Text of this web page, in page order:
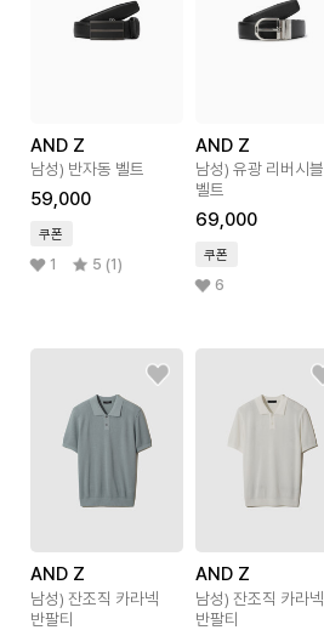
AND Z
남성) 반자동 벨트
59,000
쿠폰
1 5 (1)
AND Z
남성) 유광 리버시블
벨트
69,000
쿠폰
6
AND Z
남성) 잔조직 카라넥
반팔티
AND Z
남성) 잔조직 카라넥
반팔티